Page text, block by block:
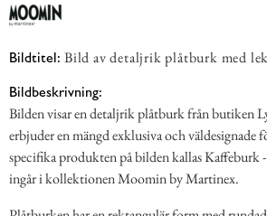
Bildtitel: Bild av detaljrik plåtburk med
Bildbeskrivning:
Bilden visar en detaljrik plåtburk från butiken
erbjuder en mängd exklusiva och väldesignade
specifika produkten på bilden kallas Kaffeburk
ingår i kollektionen Moomin by Martinex.